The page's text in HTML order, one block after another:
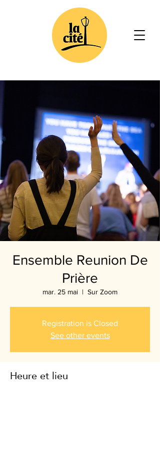
Ensemble Reunion De
Prière
mar. 25 mai
  |
Sur Zoom
Registration is Closed
See other events
Heure et lieu